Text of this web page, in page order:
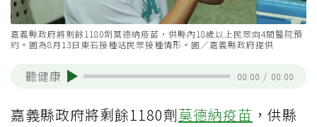
嘉義縣政府將剩餘1180劑莫德納疫苗，供縣內18歲以上民眾向4間醫院預
約。圖為8月13日東石接種站民眾接種情形。圖／嘉義縣政府提供
聽健康 00:00 / 00:00
嘉義縣政府將剩餘1180劑莫德納疫苗 ，供縣